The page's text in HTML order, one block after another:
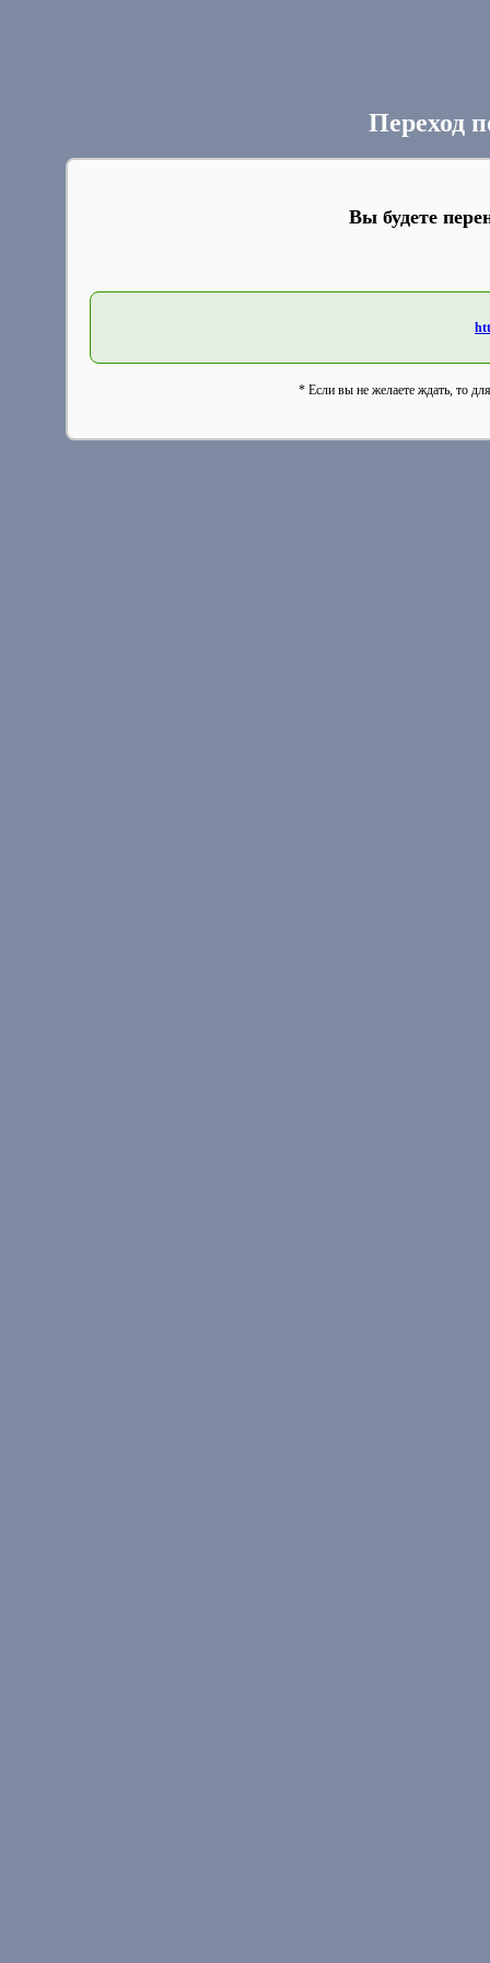
Переход
Вы будете
* Если вы не желаете ждать, то